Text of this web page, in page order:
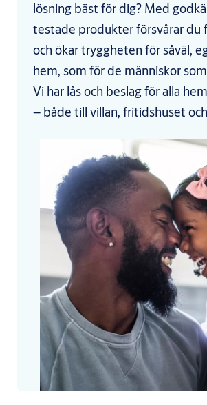
lösning bäst för dig? Med
testade produkter försvårar du
och ökar tryggheten för såväl,
hem, som för de människor
Vi har lås och beslag för alla
– både till villan, fritidshuset